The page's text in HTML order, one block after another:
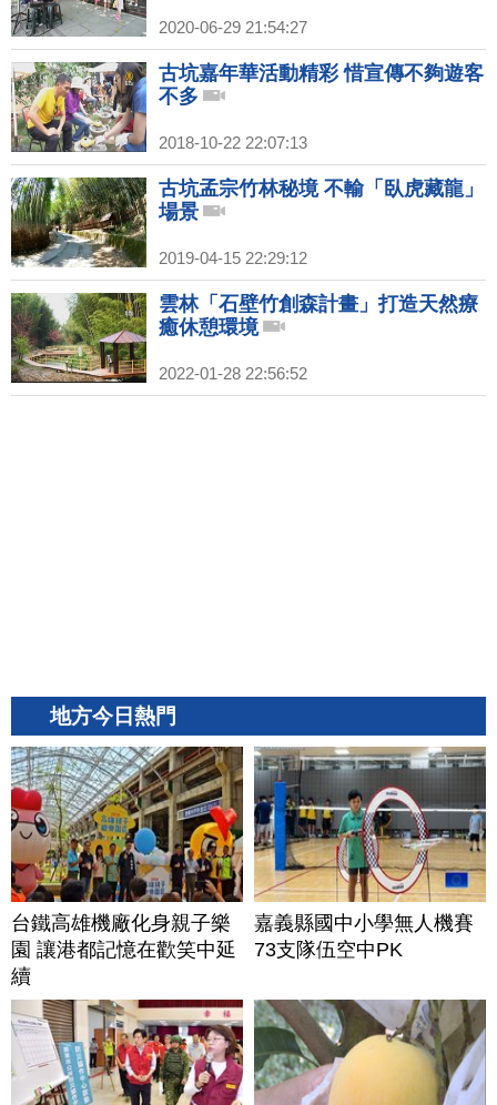
2020-06-29 21:54:27
古坑嘉年華活動精彩 惜宣傳不夠遊客
不多
2018-10-22 22:07:13
古坑孟宗竹林秘境 不輸「臥虎藏龍」
場景
2019-04-15 22:29:12
雲林「石壁竹創森計畫」打造天然療
癒休憩環境
2022-01-28 22:56:52
地方今日熱門
台鐵高雄機廠化身親子樂
園 讓港都記憶在歡笑中延
續
嘉義縣國中小學無人機賽
73支隊伍空中PK